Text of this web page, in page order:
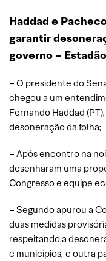
Haddad e
garantir
governo – Estadão
– O presidente do
chegou a um
Fernando Haddad
desoneração da folha;
– Após encontro na
desenharam uma
Congresso e equipe
– Segundo apurou a
duas medidas
respeitando a
e municípios, e outra